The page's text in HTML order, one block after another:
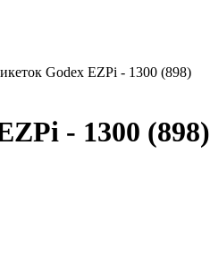
Godex EZPi - 1300 (898)
- 1300 (898)